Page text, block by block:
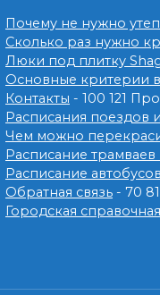
Почему не нужно
Сколько раз нужно
Люки под плитку
Основные критерии
Контакты - 100 121
Расписания поездов
Чем можно
Расписание трамваев
Расписание
Обратная связь - 70
Городская справочная